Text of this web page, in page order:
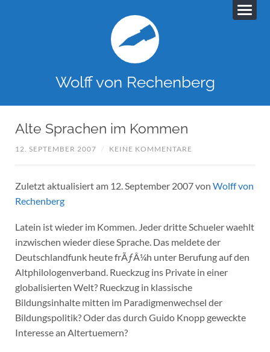
Wolff von Rechenberg
Alte Sprachen im Kommen
12. SEPTEMBER 2007 / KEINE KOMMENTARE
Zuletzt aktualisiert am 12. September 2007 von Wolff von
Rechenberg
Latein ist wieder im Kommen. Jeder dritte Schueler waehlt
inzwischen wieder diese Sprache. Das meldete der
Deutschlandfunk heute frÃƒÂ¼h unter Berufung auf den
Altphilologenverband. Rueckzug ins Private in einer
globalisierten Welt? Rueckzug in klassische
Bildungsinhalte mitten im Paradigmenwechsel der
Bildungspolitik? Oder das durch Guido Knopp geweckte
Interesse an Altertuemern?